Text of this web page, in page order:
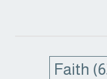
Faith